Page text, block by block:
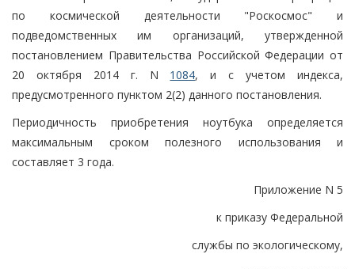
по космической деятельности "Роскосмос" и
подведомственных им организаций, утвержденной
постановлением Правительства Российской Федерации от
20 октября 2014 г. N 1084, и с учетом индекса,
предусмотренного пунктом 2(2) данного постановления.
Периодичность приобретения ноутбука определяется
максимальным сроком полезного использования и
составляет 3 года.
Приложение N 5
к приказу Федеральной
службы по экологическому,